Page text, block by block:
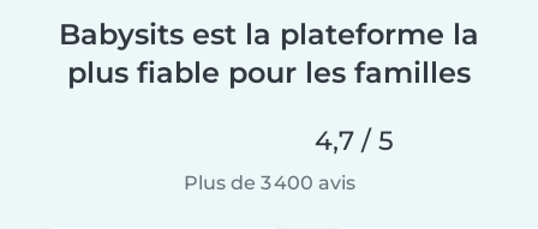
Babysits est la plateforme la
plus fiable pour les familles
4,7 / 5
Plus de 3 400 avis